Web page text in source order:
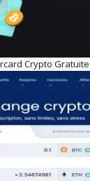
Crypto Gratuite